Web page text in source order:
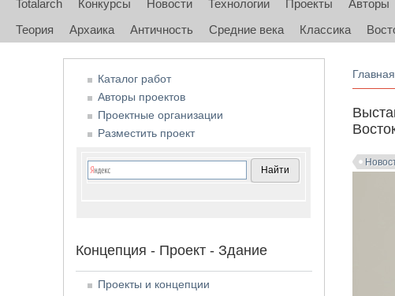
Totalarch Конкурсы Новости Технологии Проекты Авторы
Теория
Архаика Античность Средние века Классика
Вы
Главная
Каталог работ
Авторы проектов
Проектные организации
Разместить проект
Концепция - Проект - Здание
Проекты и концепции